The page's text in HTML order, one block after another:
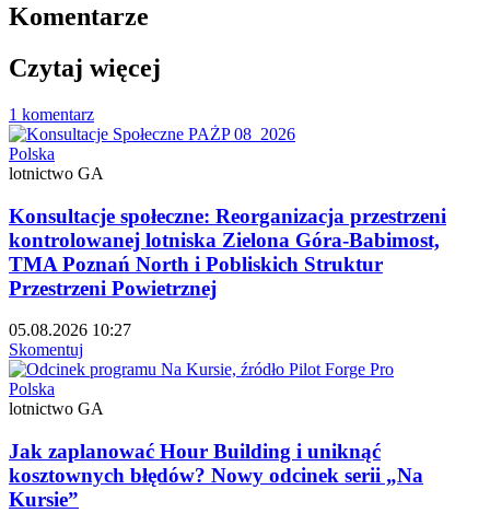
Komentarze
Czytaj więcej
1 komentarz
Polska
lotnictwo GA
Konsultacje społeczne: Reorganizacja przestrzeni
kontrolowanej lotniska Zielona Góra-Babimost,
TMA Poznań North i Pobliskich Struktur
Przestrzeni Powietrznej
05.08.2026 10:27
Skomentuj
Polska
lotnictwo GA
Jak zaplanować Hour Building i uniknąć
kosztownych błędów? Nowy odcinek serii „Na
Kursie”